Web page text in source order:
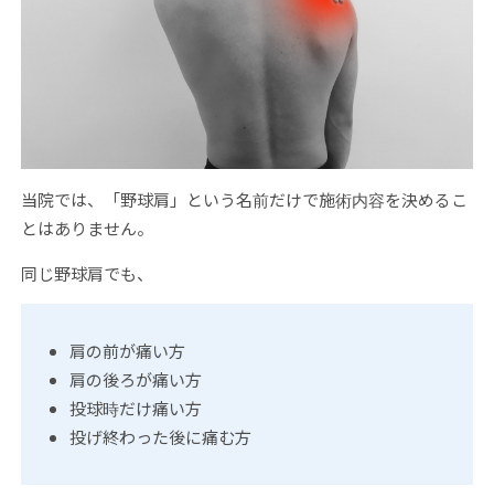
当院では、「野球肩」という名前だけで施術内容を決めるこ
とはありません。
同じ野球肩でも、
肩の前が痛い方
肩の後ろが痛い方
投球時だけ痛い方
投げ終わった後に痛む方